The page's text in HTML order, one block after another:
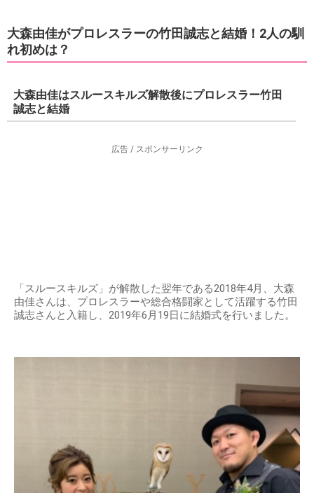
大森由佳がプロレスラーの竹田誠志と結婚！2人の馴
れ初めは？
大森由佳はスルースキルズ解散後にプロレスラー竹田
誠志と結婚
広告 / スポンサーリンク
「スルースキルズ」が解散した翌年である2018年4月、大森
由佳さんは、プロレスラーや総合格闘家として活躍する竹田
誠志さんと入籍し、2019年6月19日に結婚式を行いました。